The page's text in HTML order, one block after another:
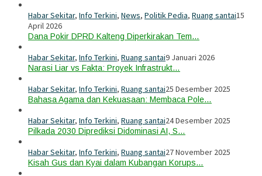
Habar Sekitar, Info Terkini, News, Politik Pedia, Ruang santai15
April 2026
Dana Pokir DPRD Kalteng Diperkirakan Tem…
Habar Sekitar, Info Terkini, Ruang santai9 Januari 2026
Narasi Liar vs Fakta: Proyek Infrastrukt…
Habar Sekitar, Info Terkini, Ruang santai25 Desember 2025
Bahasa Agama dan Kekuasaan: Membaca Pole…
Habar Sekitar, Info Terkini, Ruang santai24 Desember 2025
Pilkada 2030 Diprediksi Didominasi AI, S…
Habar Sekitar, Info Terkini, Ruang santai27 November 2025
Kisah Gus dan Kyai dalam Kubangan Korups…